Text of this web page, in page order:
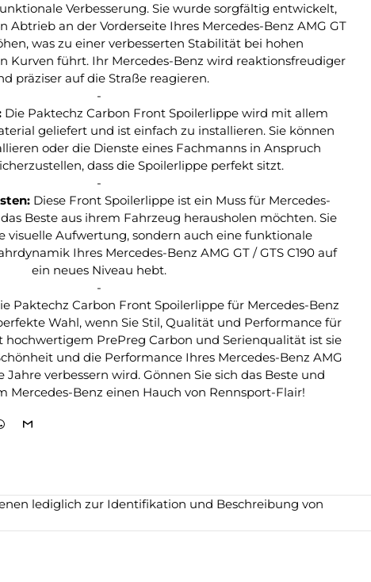
Verbesserung. Sie wurde sorgfältig entwickelt,
Abtrieb an der Vorderseite Ihres Mercedes-Benz AMG GT
was zu einer verbesserten Stabilität bei hohen
Kurven führt. Ihr Mercedes-Benz wird reaktionsfreudiger
präziser auf die Straße reagieren.
-
Die Paktechz Carbon Front Spoilerlippe wird mit allem
geliefert und ist einfach zu installieren. Sie können
oder die Dienste eines Fachmanns in Anspruch
dass die Spoilerlippe perfekt sitzt.
-
Diese Front Spoilerlippe ist ein Muss für Mercedes-
Beste aus ihrem Fahrzeug herausholen möchten. Sie
visuelle Aufwertung, sondern auch eine funktionale
Ihres Mercedes-Benz AMG GT / GTS C190 auf
ein neues Niveau hebt.
-
Paktechz Carbon Front Spoilerlippe für Mercedes-Benz
Wahl, wenn Sie Stil, Qualität und Performance für
hochwertigem PrePreg Carbon und Serienqualität ist sie
und die Performance Ihres Mercedes-Benz AMG
Jahre verbessern wird. Gönnen Sie sich das Beste und
Mercedes-Benz einen Hauch von Rennsport-Flair!
lediglich zur Identifikation und Beschreibung von